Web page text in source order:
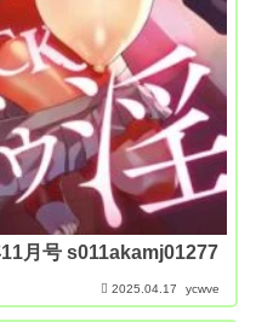
月号 s011akamj01277
2025.04.17 ycwve